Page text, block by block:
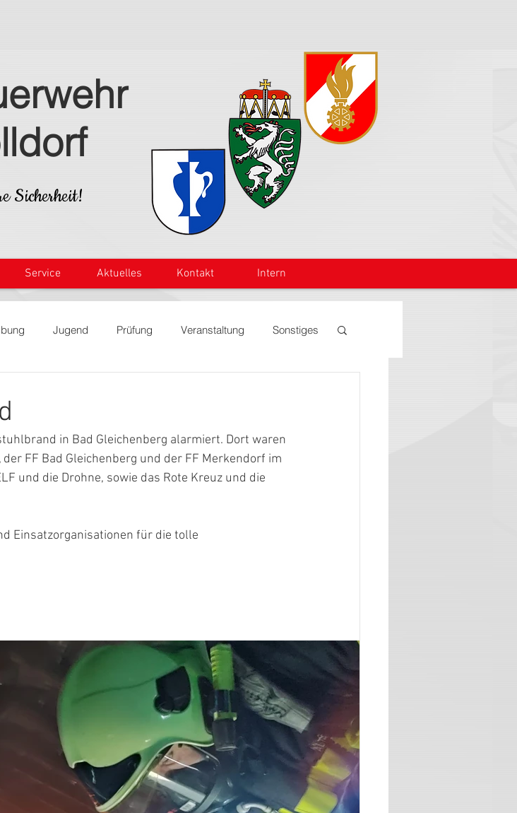
Sicherheit!
Service Aktuelles Kontakt Intern
Jugend Prüfung Veranstaltung Sonstiges
in Bad Gleichenberg alarmiert. Dort waren
FF Bad Gleichenberg und der FF Merkendorf im
und die Drohne, sowie das Rote Kreuz und die
Einsatzorganisationen für die tolle